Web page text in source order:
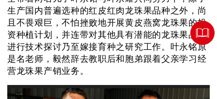
生产国内普遍选种的红皮红肉龙珠果品种之外，尚
且不畏艰巨，不怕挫败地开展黄皮燕窝龙珠果的投
资种植计划，并连带对其他具有潜能的龙珠果品种
进行技术探讨乃至嫁接育种之研究工作。叶永铭原
是名老师，毅然辞去教职后和胞弟跟着父亲学习经
营龙珠果产销业务。